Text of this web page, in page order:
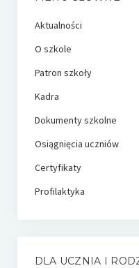
Aktualności
O szkole
Patron szkoły
Kadra
Dokumenty szkolne
Osiągnięcia uczniów
Certyfikaty
Profilaktyka
DLA UCZNIA I